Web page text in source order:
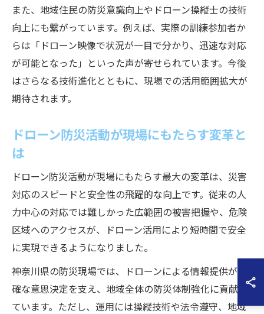
また、地域住民の防災意識向上やドローン操縦士の技術
向上にも繋がっています。例えば、実際の訓練参加者か
らは「ドローン映像で状況が一目で分かり、迅速な対応
が可能となった」といった声が寄せられています。今後
はさらなる技術進化とともに、現場での活用範囲拡大が
期待されます。
ドローン防災活動が現場にもたらす変革と
は
ドローン防災活動が現場にもたらす最大の変革は、災害
対応のスピードと安全性の飛躍的な向上です。従来の人
力中心の対応では難しかった広範囲の被害把握や、危険
区域へのアクセスが、ドローン活用により短時間で安全
に実現できるようになりました。
神奈川県の防災現場では、ドローンによる情報提供が的
確な意思決定を支え、地域全体の防災体制強化に貢献し
ています。ただし、運用には操縦技術や法令遵守、地域